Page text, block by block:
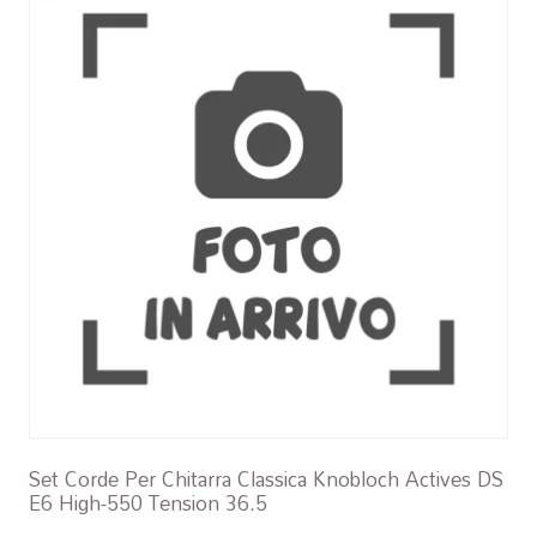
Set Corde Per Chitarra Classica Knobloch Actives DS
E6 High-550 Tension 36.5